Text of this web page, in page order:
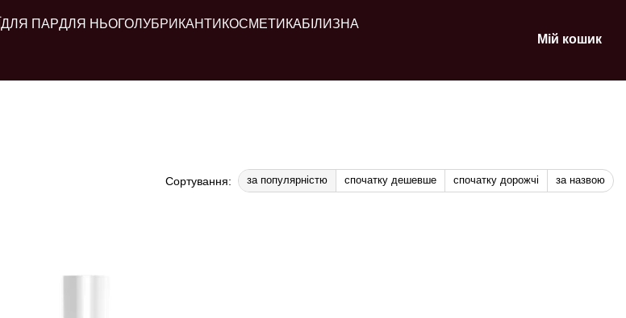
ДЛЯ ПАРДЛЯ НЬОГОЛУБРИКАНТИ КОСМЕТИКАБІЛИЗНА
Мій кошик
Сортування: за популярністю спочатку дешевше спочатку дорожчі за назвою